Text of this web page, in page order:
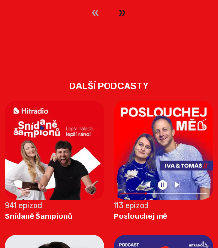
DALŠÍ PODCASTY
941 epizod
Snídaně Šampionů
113 epizod
Poslouchej mě